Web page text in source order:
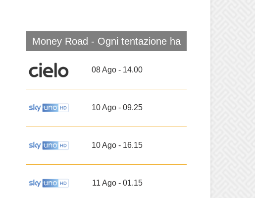
Money Road - Ogni tentazione ha
un prezzo
08 Ago - 14.00
10 Ago - 09.25
10 Ago - 16.15
11 Ago - 01.15